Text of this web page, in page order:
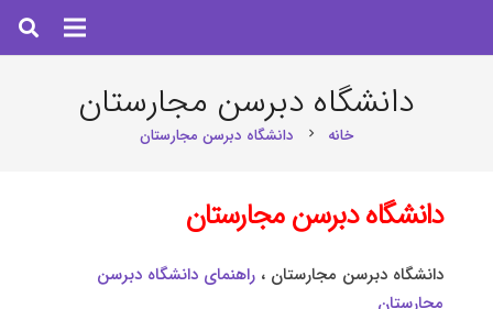
دانشگاه دبرسن مجارستان
خانه chevron_right دانشگاه دبرسن مجارستان
دانشگاه دبرسن مجارستان
دانشگاه دبرسن مجارستان ، راهنمای دانشگاه دبرسن
مجارستان